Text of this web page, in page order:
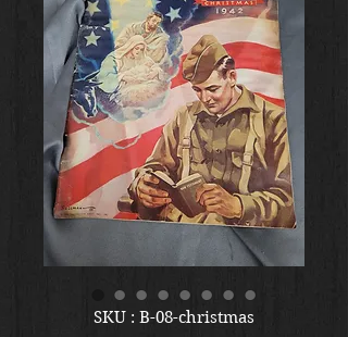
SKU : B-08-christmas